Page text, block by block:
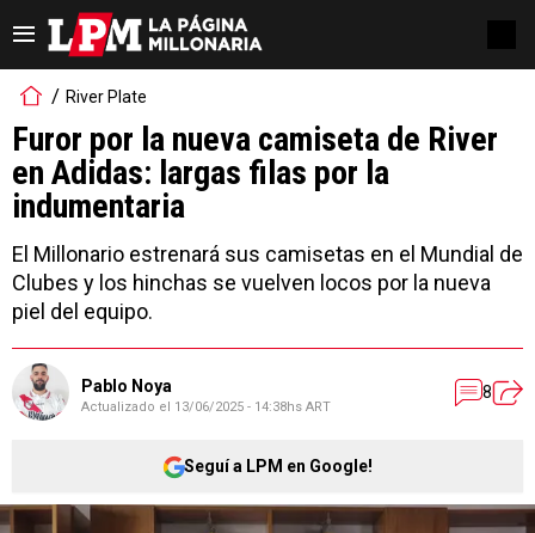
River Plate
Furor por la nueva camiseta de River
en Adidas: largas filas por la
indumentaria
El Millonario estrenará sus camisetas en el Mundial de
Clubes y los hinchas se vuelven locos por la nueva
piel del equipo.
Pablo Noya
Actualizado el 13/06/2025 - 14:38hs ART
8
Seguí a LPM en Google!